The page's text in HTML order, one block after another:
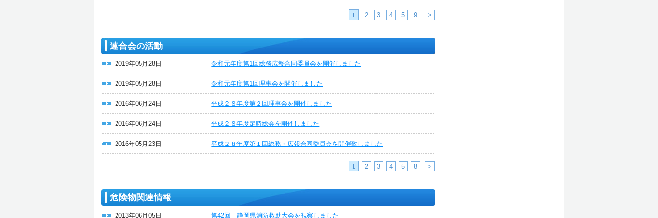
1 2 3 4 5 9 >
連合会の活動
2019年05月28日 令和元年度第1回総務広報合同委員会を開催しました
2019年05月28日 令和元年度第1回理事会を開催しました
2016年06月24日 平成２８年度第２回理事会を開催しました
2016年06月24日 平成２８年度定時総会を開催しました
2016年05月23日 平成２８年度第１回総務・広報合同委員会を開催致しました
1 2 3 4 5 8 >
危険物関連情報
2013年06月05日 第42回 静岡県消防救助大会を視察しました